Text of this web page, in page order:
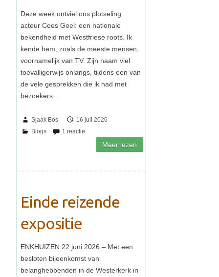
Sjaak Bos 16 juli 2026
Einde reizende
expositie